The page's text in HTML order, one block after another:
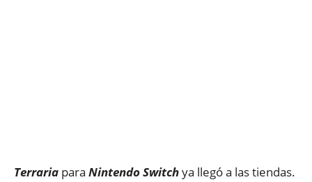
Terraria para Nintendo Switchya llegó a las tiendas.